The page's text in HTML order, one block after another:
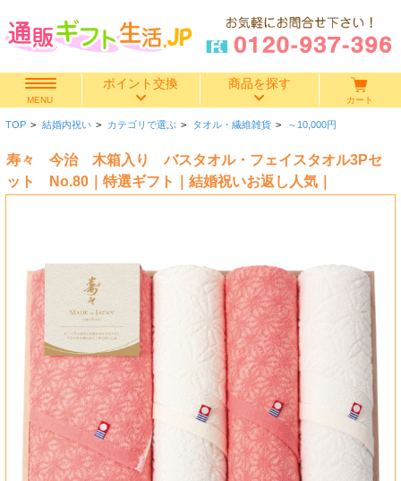
MENU
ポイント交換 商品を探す
快気祝い
香典返し
結婚内祝い
結婚引き出物
出産祝い
結婚祝い
新築祝い
カート
TOP > 結婚内祝い > カテゴリで選ぶ > タオル・繊維雑貨 > ～10,000円
寿々 今治 木箱入り バスタオル・フェイスタオル3Pセ
ット No.80｜特選ギフト｜結婚祝いお返し人気｜